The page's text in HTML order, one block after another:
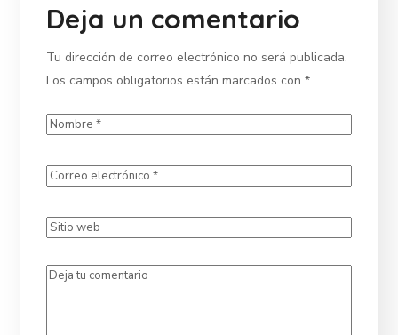
Deja un comentario
Tu dirección de correo electrónico no será publicada.
Los campos obligatorios están marcados con*